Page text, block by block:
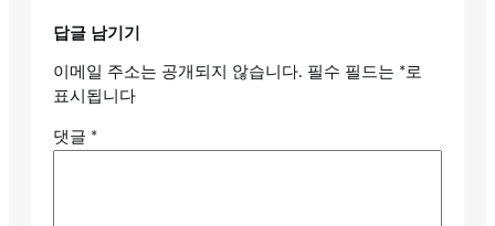
답글 남기기
이메일 주소는 공개되지 않습니다. 필수 필드는 *로
표시됩니다
댓글 *